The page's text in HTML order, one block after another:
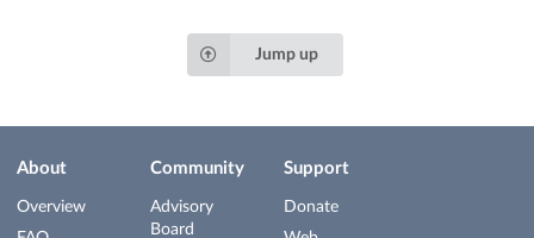
Jump up
About
Overview
Community
Advisory
Board
Support
Donate